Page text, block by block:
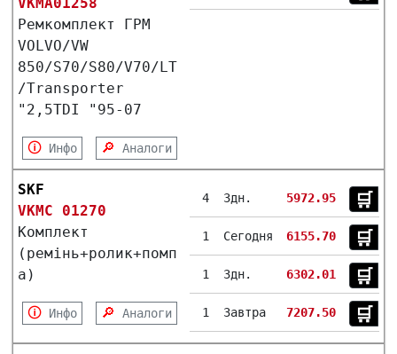
Ремкомплект ГРМ
VOLVO/VW
850/S70/S80/V70/LT
/Transporter
"2,5TDI "95-07
🛈Инфо 🔎 Аналоги
SKF
VKMC 01270
Комплект
(ремінь+ролик+помп
а)
🛈Инфо 🔎 Аналоги
4 3дн. 5972.95 🛒︎
1 Сегодня 6155.70 🛒︎
1 3дн. 6302.01 🛒︎
1 Завтра 7207.50 🛒︎